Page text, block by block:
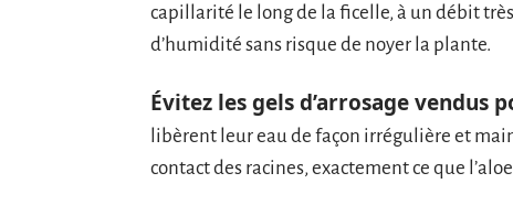
capillarité le long de la ficelle, à un débit
d’humidité sans risque de noyer la plante.
Évitez les gels d’arrosage vendus
libèrent leur eau de façon irrégulière et
contact des racines, exactement ce que